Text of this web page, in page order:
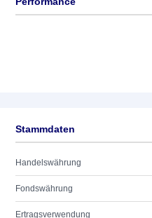
Stammdaten
Handelswährung
Fondswährung
Ertragsverwendung